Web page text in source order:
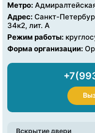
Метро:
Адрес: Санкт-
34к2, лит. А
Режим работы:
Форма организации:
Вскрытие двери